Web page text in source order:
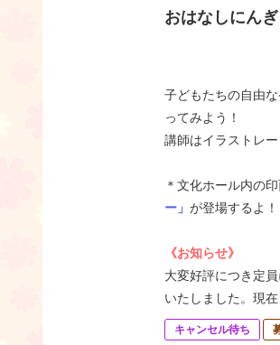
おはなしにん
子どもたちの自由
ってみよう！
講師はイラストレー
＊文化ホール内の
ー」 が登場するよ！
《お知らせ》
大変好評につき定
いたしました。現
キャンセル待ち